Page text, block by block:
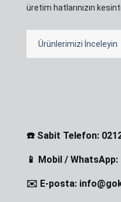
üretim hatlarınızın
Ürünlerimizi İnceleyin
☎️ Sabit Telefon:
📱 Mobil / WhatsApp:
✉️ E-posta: